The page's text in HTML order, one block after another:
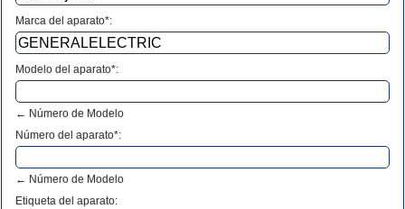
Marca del aparato*:
Modelo del aparato*:
← Número de Modelo
Número del aparato*:
← Número de Modelo
Etiqueta del aparato: